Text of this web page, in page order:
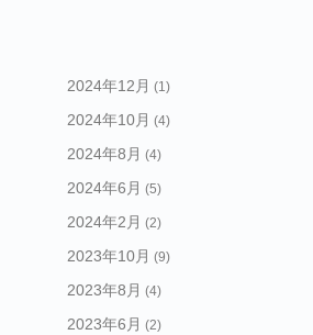
2024年12月 (1)
2024年10月 (4)
2024年8月 (4)
2024年6月 (5)
2024年2月 (2)
2023年10月 (9)
2023年8月 (4)
2023年6月 (2)